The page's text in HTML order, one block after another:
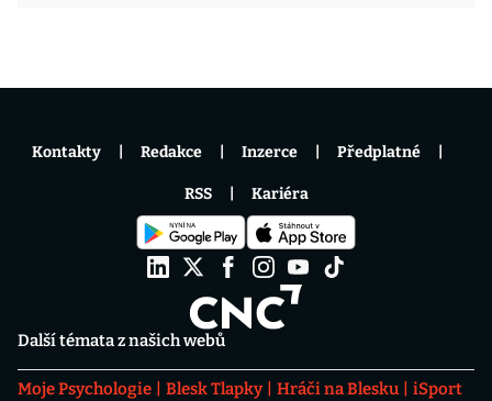
Další témata z našich webů
Moje Psychologie Blesk Tlapky Hráči na Blesku
iSport
Kontakty Redakce Inzerce Předplatné
RSS Kariéra